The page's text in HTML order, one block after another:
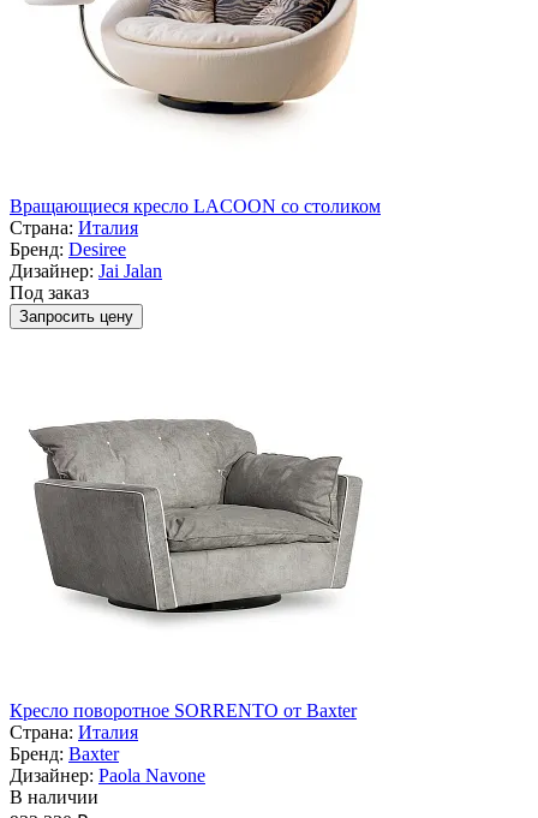
Вращающиеся кресло LACOON со столиком
Страна: Италия
Бренд: Desiree
Дизайнер: Jai Jalan
Под заказ
Запросить цену
Кресло поворотное SORRENTO от Baxter
Страна: Италия
Бренд: Baxter
Дизайнер: Paola Navone
В наличии